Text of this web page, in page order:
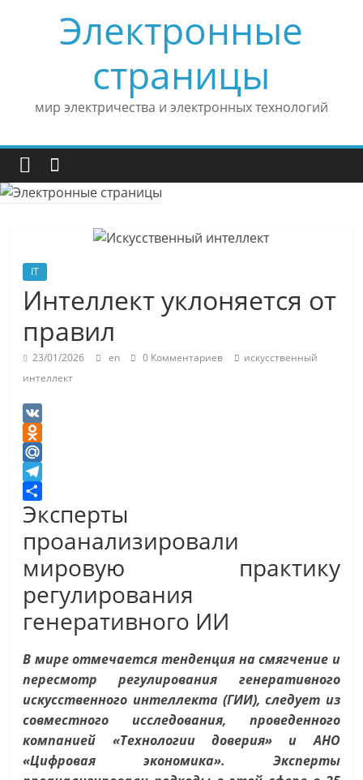
Электронные
страницы
мир электричества и электронных технологий
IT
Интеллект уклоняется от
правил
23/01/2026 en 0 Комментариев
искусственный
интеллект
V
K
O
d
n
o
l
a
s
s
n
k
i
M
a
i
.
R
u
T
e
e
g
r
a
m
О
п
р
а
в
и
ь
Эксперты
проанализировали
мировую практику
регулирования
генеративного ИИ
В мире отмечается тенденция на смягчение и
пересмотр регулирования генеративного
искусственного интеллекта (ГИИ), следует из
совместного исследования, проведенного
компанией «Технологии доверия» и АНО
«Цифровая экономика». Эксперты